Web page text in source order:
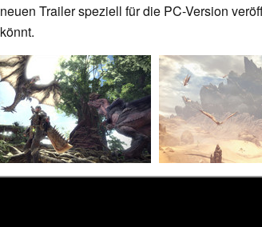
neuen Trailer speziell für die PC-Version
könnt.